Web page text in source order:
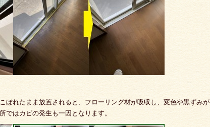
ぼれたまま放置されると、フローリング材が吸収し、変色や黒ずみが
ではカビの発生も一因となります。